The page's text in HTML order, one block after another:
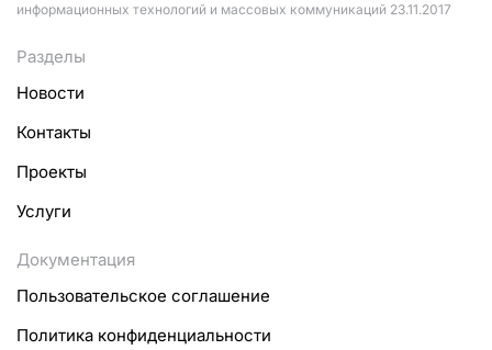
информационных технологий и массовых коммуникаций 23.11.2017
Разделы
Новости
Контакты
Проекты
Услуги
Документация
Пользовательское соглашение
Политика конфиденциальности